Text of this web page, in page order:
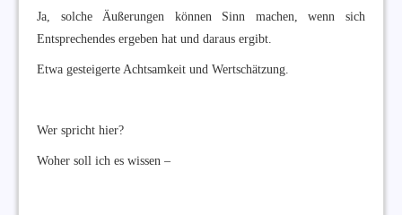
Ja, solche Äußerungen können Sinn machen, wenn sich
Entsprechendes ergeben hat und daraus ergibt.
Etwa gesteigerte Achtsamkeit und Wertschätzung.
Wer spricht hier?
Woher soll ich es wissen –